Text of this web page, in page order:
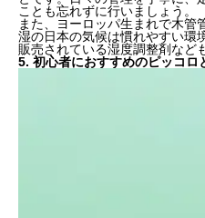
ことも忘れずに行いましょう。
また、ヨーロッパ生まれで木管
湿の日本の気候は慣れやすい環
販売されている湿度調整剤など
5. 初心者におすすめのピッコロ